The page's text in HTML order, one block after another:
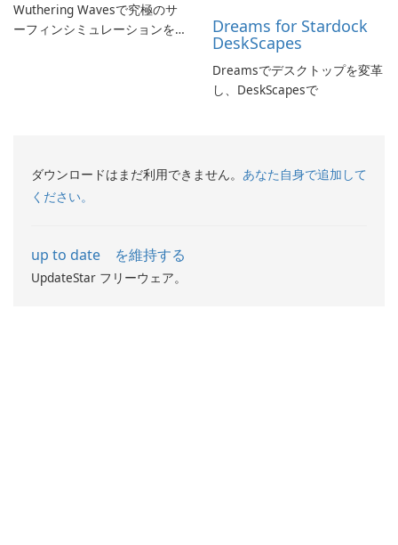
Wuthering Wavesで究極のサ
ーフィンシミュレーションを
Dreams for Stardock
DeskScapes
Dreamsでデスクトップを変革
し、DeskScapesで
ダウンロードはまだ利用できません。 あなた自身で追加して
ください。
up to date を維持する
UpdateStar フリーウェア。